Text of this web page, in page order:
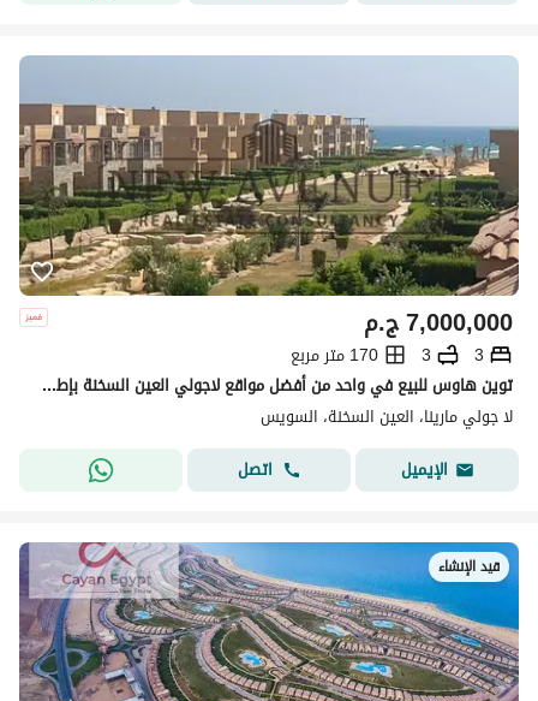
ج.م7,000,000
3
3
170 متر مربع
توين هاوس للبيع في واحد من أفضل مواقع لاجولي العين السخنة بإطلالة مميزة على البحر، كامل التشطيب، وسعر مميز!
لا جولي مارينا، العين السخنة، السويس
الإيميل
اتصل
قيد الإنشاء